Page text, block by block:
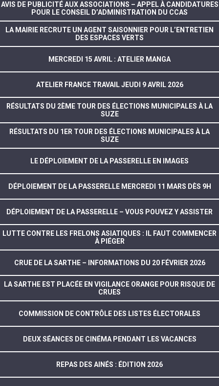
AVIS DE PUBLICITÉ AUX ASSOCIATIONS – APPEL À CANDIDATURES
POUR LE CONSEIL D’ADMINISTRATION DU CCAS
LA MAIRIE RECRUTE UN AGENT SAISONNIER POUR L’ENTRETIEN
DES ESPACES VERTS
MERCREDI 15 AVRIL : ATELIER MANGA
ATELIER FRANCE TRAVAIL JEUDI 9 AVRIL 2026
RÉSULTATS DU 2ÈME TOUR DES ÉLECTIONS MUNICIPALES À LA
SUZE
RÉSULTATS DU 1ER TOUR DES ÉLECTIONS MUNICIPALES À LA
SUZE
LE DÉPLOIEMENT DE LA PASSERELLE EN IMAGES
DÉPLOIEMENT DE LA PASSERELLE MERCREDI 11 MARS DÈS 9H
DÉPLOIEMENT DE LA PASSERELLE – VOUS POUVEZ Y ASSISTER
LUTTE CONTRE LES FRELONS ASIATIQUES : IL FAUT COMMENCER
À PIÉGER
CRUE DE LA SARTHE – INFORMATIONS DU 20 FÉVRIER 2026
LA SARTHE EST PLACÉE EN VIGILANCE ORANGE POUR RISQUE DE
CRUES
COMMISSION DE CONTRÔLE DES LISTES ÉLECTORALES
DEUX SÉANCES DE CINÉMA PENDANT LES VACANCES
REPAS DES AINÉS : ÉDITION 2026